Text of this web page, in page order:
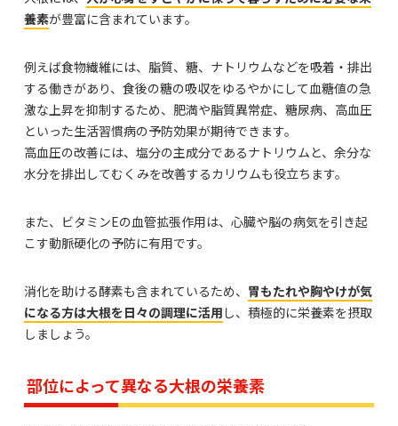
養素が豊富に含まれています。
例えば食物繊維には、脂質、糖、ナトリウムなどを吸着・排出
する働きがあり、食後の糖の吸収をゆるやかにして血糖値の急
激な上昇を抑制するため、肥満や脂質異常症、糖尿病、高血圧
といった生活習慣病の予防効果が期待できます。
高血圧の改善には、塩分の主成分であるナトリウムと、余分な
水分を排出してむくみを改善するカリウムも役立ちます。
また、ビタミンEの血管拡張作用は、心臓や脳の病気を引き起
こす動脈硬化の予防に有用です。
消化を助ける酵素も含まれているため、 胃もたれや胸やけが気
になる方は大根を日々の調理に活用 し、積極的に栄養素を摂取
しましょう。
部位によって異なる大根の栄養素